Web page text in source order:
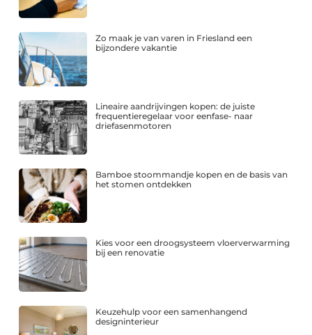
Zo maak je van varen in Friesland een
bijzondere vakantie
Lineaire aandrijvingen kopen: de juiste
frequentieregelaar voor eenfase- naar
driefasenmotoren
Bamboe stoommandje kopen en de basis van
het stomen ontdekken
Kies voor een droogsysteem vloerverwarming
bij een renovatie
Keuzehulp voor een samenhangend
designinterieur